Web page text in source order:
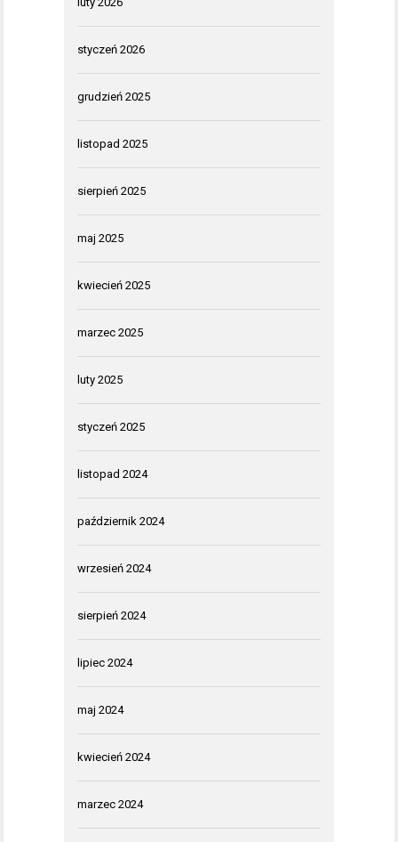
styczeń 2026
grudzień 2025
listopad 2025
sierpień 2025
maj 2025
kwiecień 2025
marzec 2025
luty 2025
styczeń 2025
listopad 2024
październik 2024
wrzesień 2024
sierpień 2024
lipiec 2024
maj 2024
kwiecień 2024
marzec 2024